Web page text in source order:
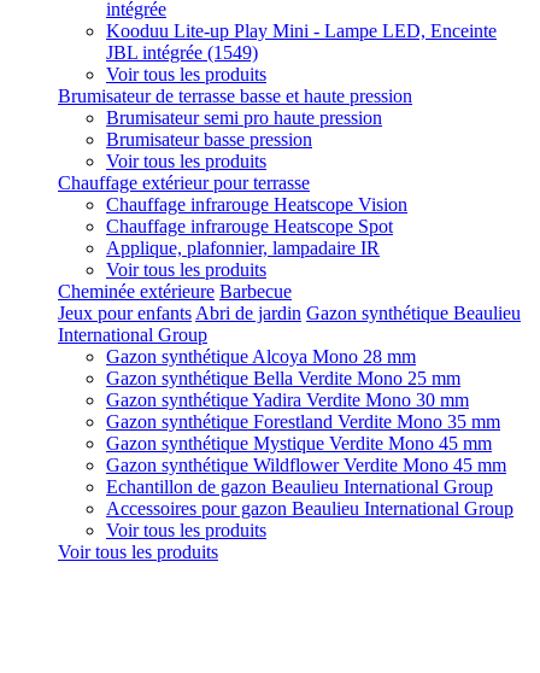
intégrée
Kooduu Lite-up Play Mini - Lampe LED, Enceinte
JBL intégrée (1549)
Voir tous les produits
Brumisateur de terrasse basse et haute pression
Brumisateur semi pro haute pression
Brumisateur basse pression
Voir tous les produits
Chauffage extérieur pour terrasse
Chauffage infrarouge Heatscope Vision
Chauffage infrarouge Heatscope Spot
Applique, plafonnier, lampadaire IR
Voir tous les produits
Cheminée extérieure Barbecue
Jeux pour enfants Abri de jardin Gazon synthétique Beaulieu
International Group
Gazon synthétique Alcoya Mono 28 mm
Gazon synthétique Bella Verdite Mono 25 mm
Gazon synthétique Yadira Verdite Mono 30 mm
Gazon synthétique Forestland Verdite Mono 35 mm
Gazon synthétique Mystique Verdite Mono 45 mm
Gazon synthétique Wildflower Verdite Mono 45 mm
Echantillon de gazon Beaulieu International Group
Accessoires pour gazon Beaulieu International Group
Voir tous les produits
Voir tous les produits